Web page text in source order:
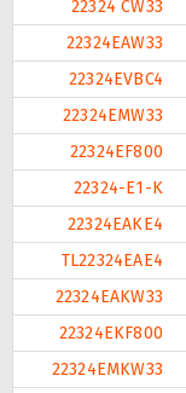
22324 CW33
22324EAW33
22324EVBC4
22324EMW33
22324EF800
22324-E1-K
22324EAKE4
TL22324EAE4
22324EAKW33
22324EKF800
22324EMKW33